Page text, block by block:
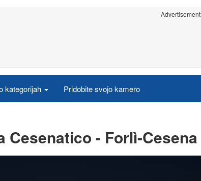
Advertisement
kategorijah Pridobite svojo kamero
Cesenatico - Forlì-Cesena